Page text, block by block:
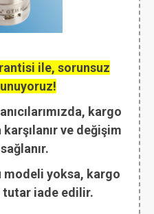
ile, sorunsuz
kargo
ve değişim
modeli yoksa, kargo
iade edilir.